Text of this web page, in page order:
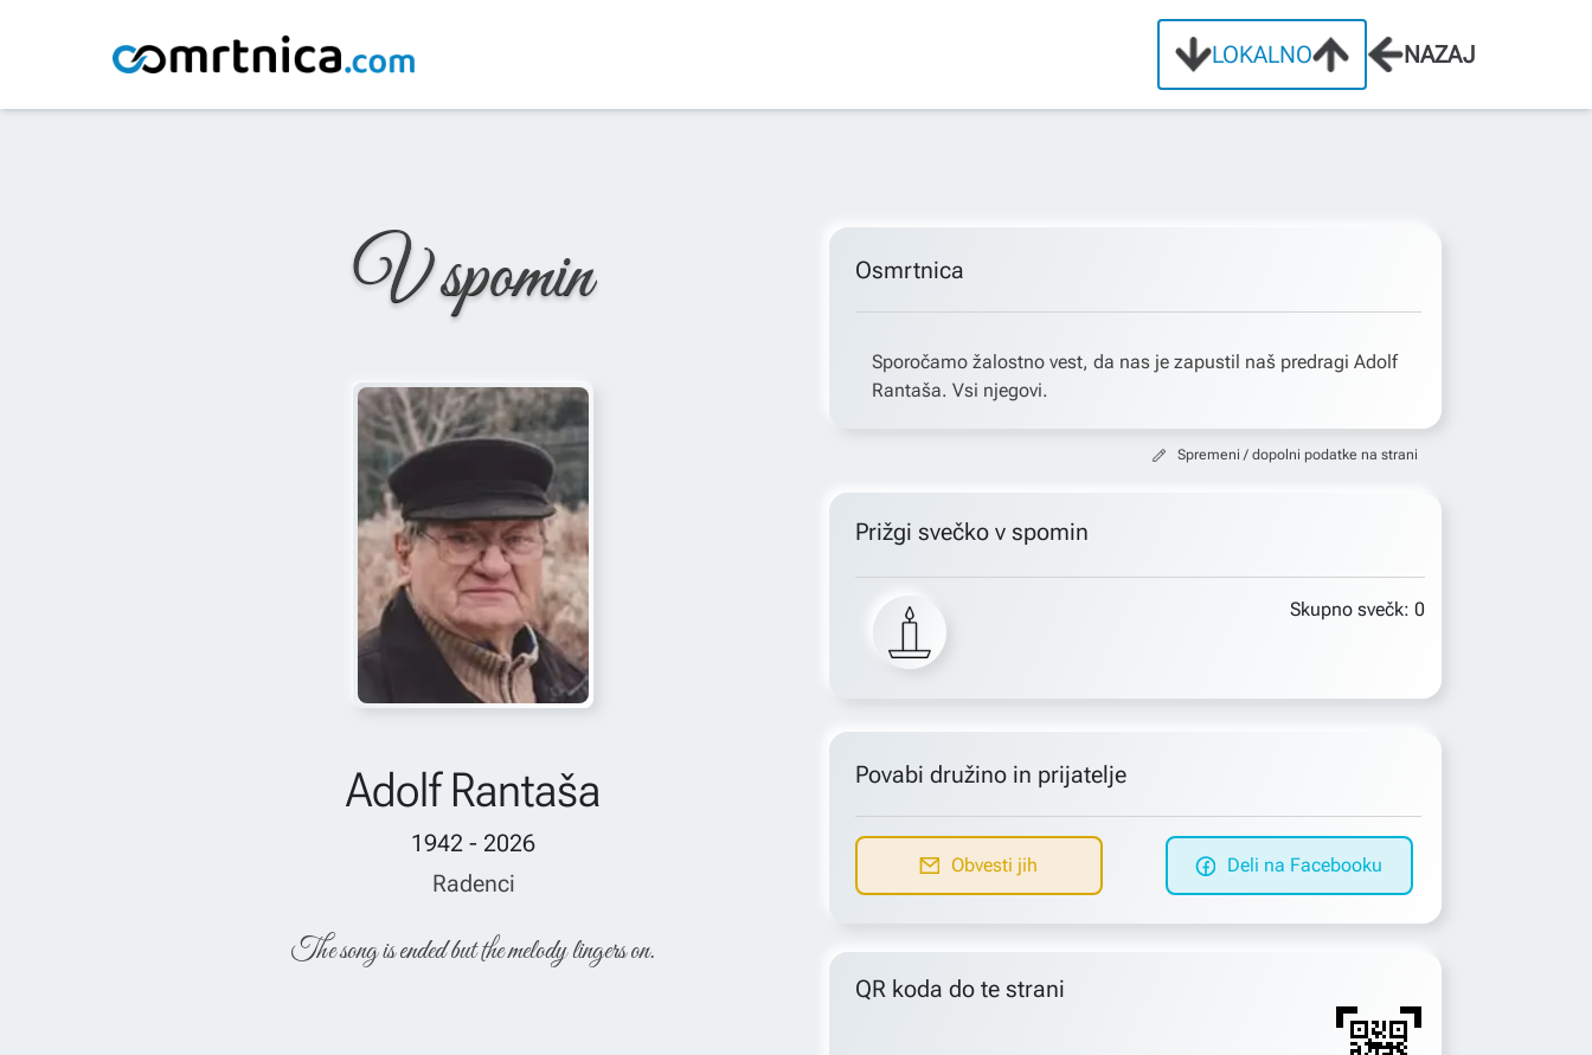
LOKALNO NAZAJ
Osmrtnice / Adolf Rantaša
V spomin
Adolf Rantaša
1942 - 2026
Radenci
The song is ended but the melody lingers on.
Osmrtnica
Sporočamo žalostno vest, da nas je zapustil naš predragi Adolf
Rantaša. Vsi njegovi.
Spremeni / dopolni podatke na strani
Prižgi svečko v spomin
Skupno svečk: 0
Povabi družino in prijatelje
Obvesti jih Deli na Facebooku
QR koda do te strani